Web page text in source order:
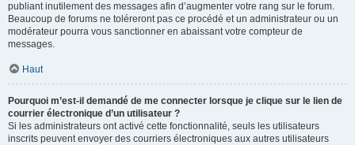
publiant inutilement des messages afin d’augmenter votre rang sur le forum.
Beaucoup de forums ne toléreront pas ce procédé et un administrateur ou un
modérateur pourra vous sanctionner en abaissant votre compteur de
messages.
Haut
Pourquoi m’est-il demandé de me connecter lorsque je clique sur le lien de
courrier électronique d’un utilisateur ?
Si les administrateurs ont activé cette fonctionnalité, seuls les utilisateurs
inscrits peuvent envoyer des courriers électroniques aux autres utilisateurs